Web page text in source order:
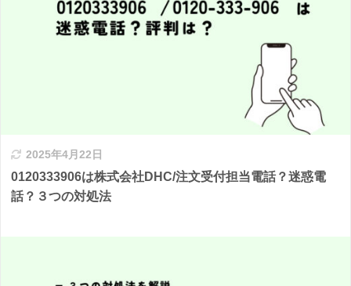
2025年4月22日
0120333906は株式会社DHC/注文受付担当電話？迷惑電
話？３つの対処法